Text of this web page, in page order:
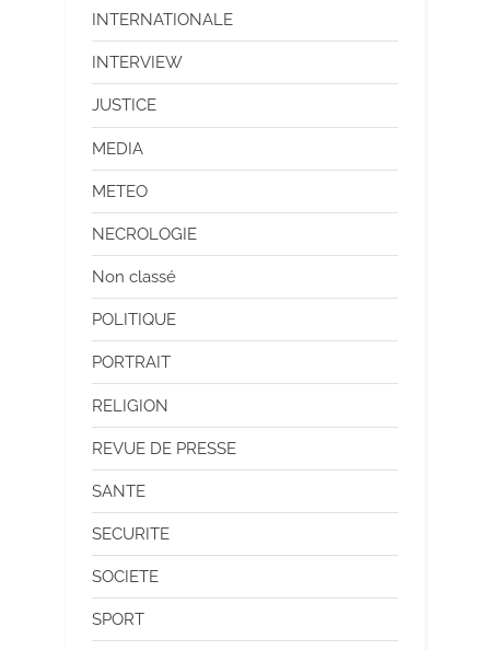
INTERNATIONALE
INTERVIEW
JUSTICE
MEDIA
METEO
NECROLOGIE
Non classé
POLITIQUE
PORTRAIT
RELIGION
REVUE DE PRESSE
SANTE
SECURITE
SOCIETE
SPORT